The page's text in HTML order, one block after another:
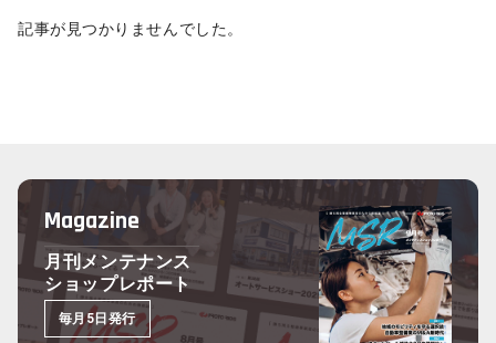
記事が見つかりませんでした。
Magazine
月刊メンテナンス
ショップレポート
毎月5日発行